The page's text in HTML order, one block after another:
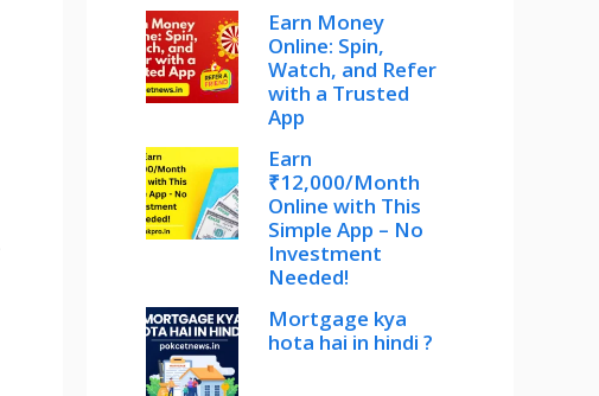
Earn Money
Online: Spin,
Watch, and Refer
with a Trusted
App
Earn
₹12,000/Month
Online with This
Simple App – No
Investment
Needed!
Mortgage kya
hota hai in hindi ?